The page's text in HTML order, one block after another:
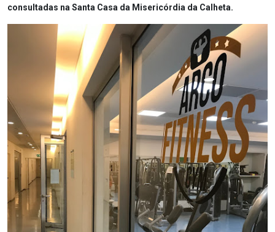
consultadas na Santa Casa da Misericórdia da Calheta.